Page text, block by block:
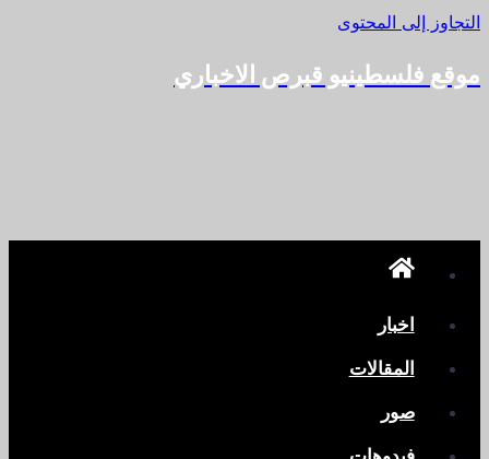
التجاوز إلى المحتوى
موقع فلسطينيو قبرص الاخباري
اخبار
المقالات
صور